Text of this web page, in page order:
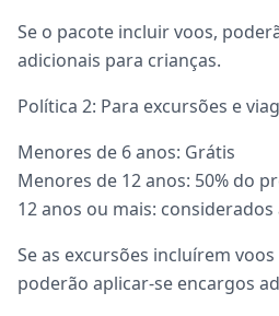
Se o pacote incluir voos,
adicionais para crianças.
Política 2: Para excursões e
Menores de 6 anos: Grátis
Menores de 12 anos: 50% do
12 anos ou mais:
Se as excursões incluírem
poderão aplicar-se encargos